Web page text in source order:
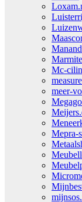
Mc-
meer-
Mepra-